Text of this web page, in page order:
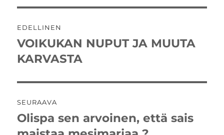
selaus
EDELLINEN
Edellinen
artikkeli:
VOIKUKAN NUPUT JA MUUTA
KARVASTA
SEURAAVA
Seuraava
artikkeli:
Olispa sen arvoinen, että sais